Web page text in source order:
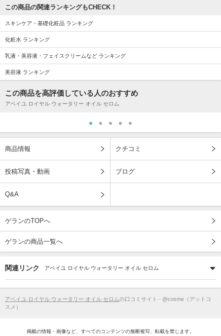
この商品の関連ランキングもCHECK！
スキンケア・基礎化粧品 ランキング
化粧水 ランキング
乳液・美容液・フェイスクリームなど ランキング
美容液 ランキング
この商品を高評価している人のおすすめ
アベイユ ロイヤル ウォータリー オイル セロム
商品情報 クチコミ
投稿写真・動画 ブログ
Q&A
ゲランのTOPへ
ゲランの商品一覧へ
関連リンク アベイユ ロイヤル ウォータリー オイル セロム
アベイユ ロイヤル ウォータリー オイル セロムの口コミサイト - @cosme（アットコ
スメ）
掲載の情報・画像など、すべてのコンテンツの無断複写、転載を禁じます。